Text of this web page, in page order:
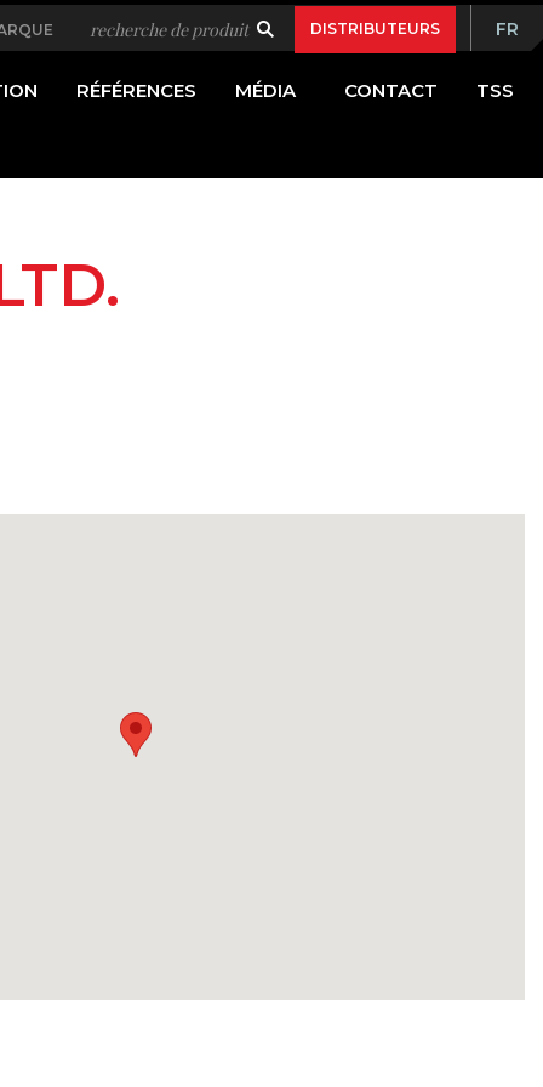
recherche de produit DISTRIBUTEURS FR
RÉFÉRENCES MÉDIA CONTACT TSS